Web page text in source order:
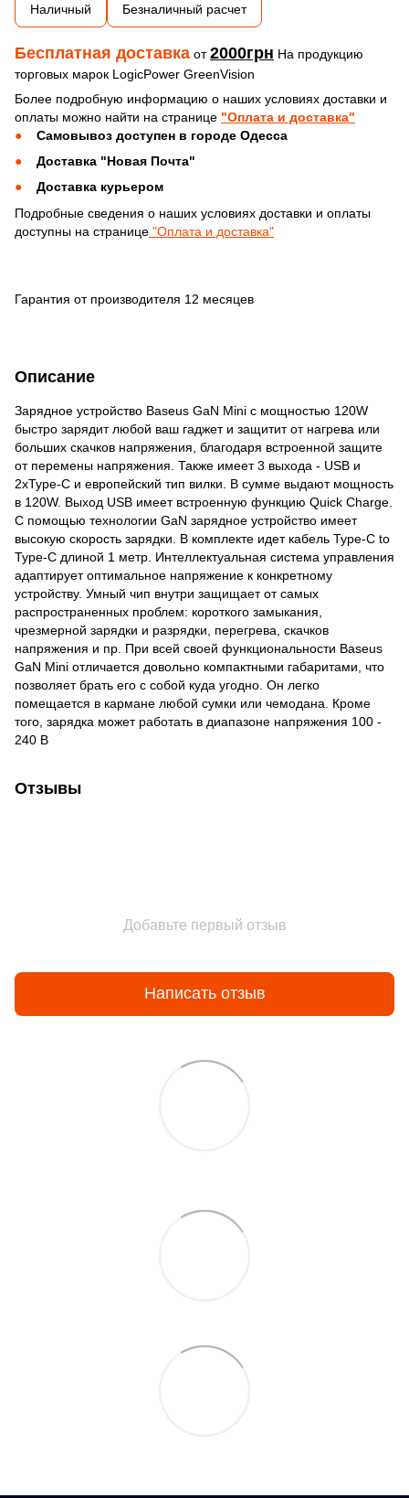
Описание
Зарядное устройство Baseus GaN Mini с мощностью 120W
быстро зарядит любой ваш гаджет и защитит от нагрева или
больших скачков напряжения, благодаря встроенной защите
от перемены напряжения. Также имеет 3 выхода - USB и
2хType-C и европейский тип вилки. В сумме выдают мощность
в 120W. Выход USB имеет встроенную функцию Quick Charge.
С помощью технологии GaN зарядное устройство имеет
высокую скорость зарядки. В комплекте идет кабель Type-C to
Type-C длиной 1 метр. Интеллектуальная система управления
адаптирует оптимальное напряжение к конкретному
устройству. Умный чип внутри защищает от самых
распространенных проблем: короткого замыкания,
чрезмерной зарядки и разрядки, перегрева, скачков
напряжения и пр. При всей своей функциональности Baseus
GaN Mini отличается довольно компактными габаритами, что
позволяет брать его с собой куда угодно. Он легко
помещается в кармане любой сумки или чемодана. Кроме
того, зарядка может работать в диапазоне напряжения 100 -
240 В
Отзывы
Добавьте первый отзыв
Написать отзыв
Наличный Безналичный расчет
Бесплатная доставка от2000грн На продукцию
торговых марок LogicPower GreenVision
Более подробную информацию о наших условиях доставки и
оплаты можно найти на странице "Оплата и доставка"
Самовывоз доступен в городе Одесса
Доставка "Новая Почта"
Доставка курьером
Подробные сведения о наших условиях доставки и оплаты
доступны на странице "Оплата и доставка"
Гарантия от производителя 12 месяцев